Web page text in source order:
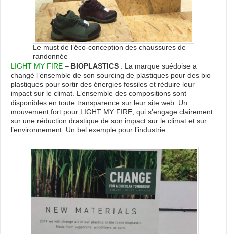
Le must de l’éco-conception des chaussures de
randonnée
LIGHT MY FIRE – BIOPLASTICS : La marque suédoise a
changé l’ensemble de son sourcing de plastiques pour des bio
plastiques pour sortir des énergies fossiles et réduire leur
impact sur le climat. L’ensemble des compositions sont
disponibles en toute transparence sur leur site web. Un
mouvement fort pour LIGHT MY FIRE, qui s’engage clairement
sur une réduction drastique de son impact sur le climat et sur
l’environnement. Un bel exemple pour l’industrie.